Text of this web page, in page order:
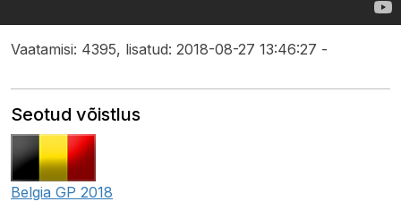
Vaatamisi: 4395, lisatud: 2018-08-27 13:46:27 -
Seotud võistlus
Belgia GP 2018